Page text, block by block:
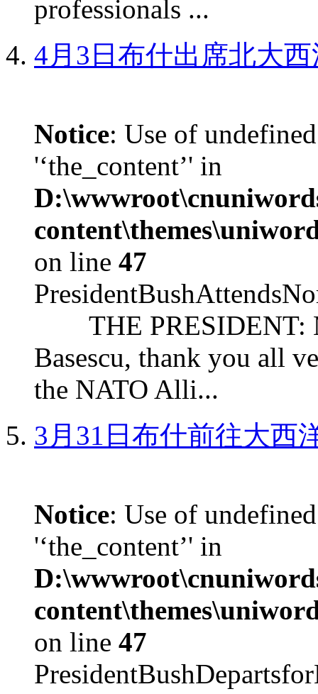
professionals ...
4月3日布什出席北大
Notice: Use of
'‘the_content’' in
on line 47
THE PRESIDENT:
Basescu, thank you all
the NATO Alli...
3月31日布什前往大西
Notice: Use of
'‘the_content’' in
on line 47